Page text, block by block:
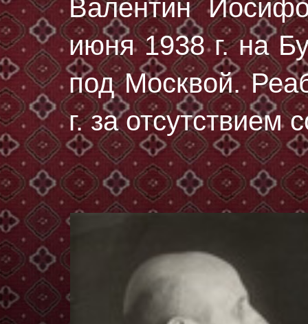
Валентин
июня 1938 г.на
под Москвой.
г. за отсутствием